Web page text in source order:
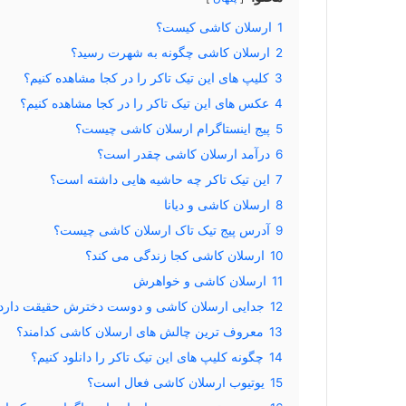
1 ارسلان کاشی کیست؟
2 ارسلان کاشی چگونه به شهرت رسید؟
3 کلیپ های این تیک تاکر را در کجا مشاهده کنیم؟
4 عکس های این تیک تاکر را در کجا مشاهده کنیم؟
5 پیج اینستاگرام ارسلان کاشی چیست؟
6 درآمد ارسلان کاشی چقدر است؟
7 این تیک تاکر چه حاشیه هایی داشته است؟
8 ارسلان کاشی و دیانا
9 آدرس پیج تیک تاک ارسلان کاشی چیست؟
10 ارسلان کاشی کجا زندگی می کند؟
11 ارسلان کاشی و خواهرش
12 جدایی ارسلان کاشی و دوست دخترش حقیقت
13 معروف ترین چالش های ارسلان کاشی کدامند؟
14 چگونه کلیپ های این تیک تاکر را دانلود کنیم؟
15 یوتیوب ارسلان کاشی فعال است؟